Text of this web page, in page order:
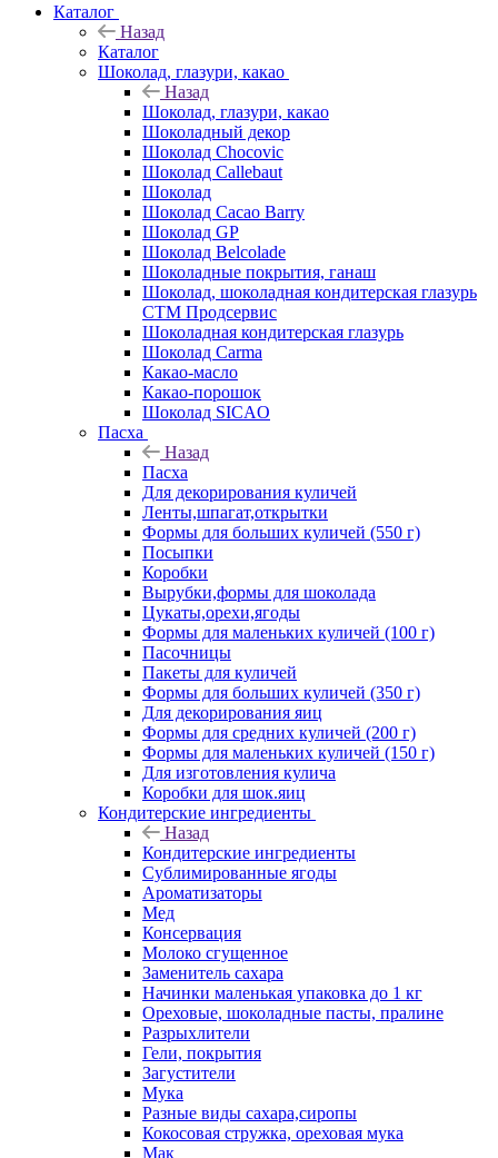
Каталог
Назад
Каталог
Шоколад, глазури, какао
Назад
Шоколад, глазури, какао
Шоколадный декор
Шоколад Chocovic
Шоколад Callebaut
Шоколад
Шоколад Cacao Barry
Шоколад GP
Шоколад Belcolade
Шоколадные покрытия, ганаш
Шоколад, шоколадная кондитерская глазурь
СТМ Продсервис
Шоколадная кондитерская глазурь
Шоколад Carma
Какао-масло
Какао-порошок
Шоколад SICAO
Пасха
Назад
Пасха
Для декорирования куличей
Ленты,шпагат,открытки
Формы для больших куличей (550 г)
Посыпки
Коробки
Вырубки,формы для шоколада
Цукаты,орехи,ягоды
Формы для маленьких куличей (100 г)
Пасочницы
Пакеты для куличей
Формы для больших куличей (350 г)
Для декорирования яиц
Формы для средних куличей (200 г)
Формы для маленьких куличей (150 г)
Для изготовления кулича
Коробки для шок.яиц
Кондитерские ингредиенты
Назад
Кондитерские ингредиенты
Сублимированные ягоды
Ароматизаторы
Мед
Консервация
Молоко сгущенное
Заменитель сахара
Начинки маленькая упаковка до 1 кг
Ореховые, шоколадные пасты, пралине
Разрыхлители
Гели, покрытия
Загустители
Мука
Разные виды сахара,сиропы
Кокосовая стружка, ореховая мука
Мак